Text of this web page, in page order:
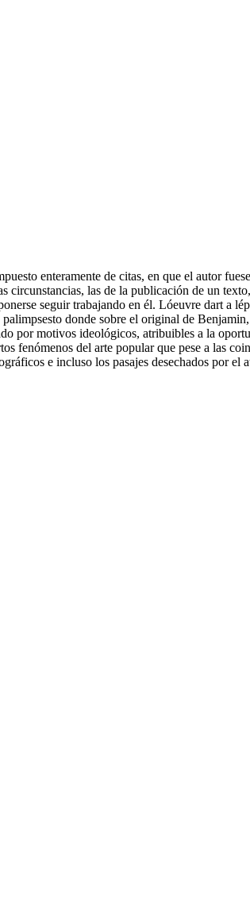
enteramente de citas, en que el autor
circunstancias, las de la publicación de un
seguir trabajando en él. Lóeuvre dart a
donde sobre el original de
por motivos ideológicos, atribuibles a la
fenómenos del arte popular que pese a las
e incluso los pasajes desechados por el